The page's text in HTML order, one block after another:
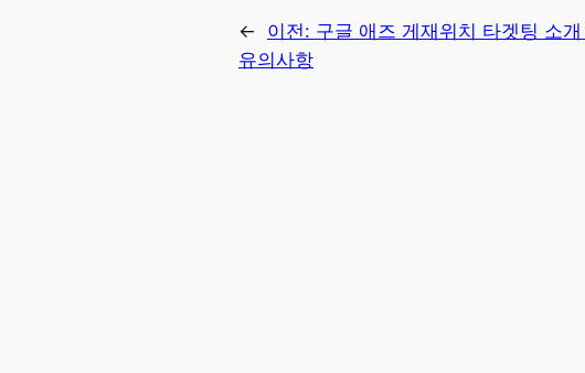
← 이전: 구글 애즈 게재위치 타겟팅 소개
유의사항